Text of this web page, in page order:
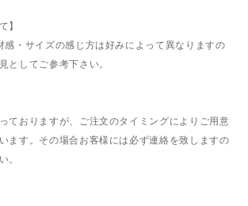
】
感・サイズの感じ方は好みによって異なりますの
としてご参考下さい。
ておりますが、ご注文のタイミングによりご用意
ます。その場合お客様には必ず連絡を致しますの
。